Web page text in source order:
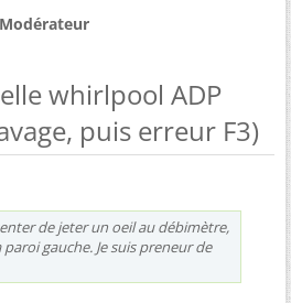
Modérateur
whirlpool ADP
puis erreur F3)
de jeter un oeil au débimètre,
gauche. Je suis preneur de